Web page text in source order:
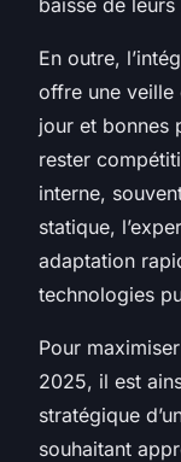
En outre,
offre une veille
jour et bonnes
rester
interne,
statique,
adaptation
technologies
Pour
2025, il est
stratégique
souhaitant